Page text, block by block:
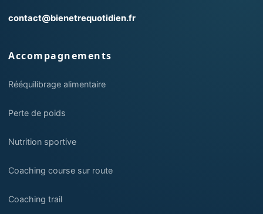
contact@bienetrequotidien.fr
Accompagnements
Rééquilibrage alimentaire
Perte de poids
Nutrition sportive
Coaching course sur route
Coaching trail